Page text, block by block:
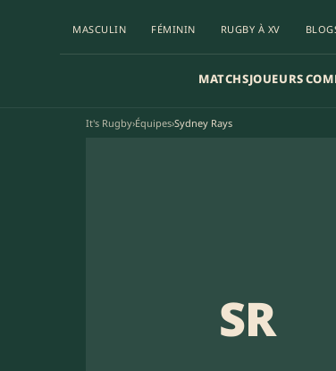
MASCULIN FÉMININ RUGBY À XV
MATCHSJOUEURS
It's Rugby›Équipes›Sydney Rays
SR